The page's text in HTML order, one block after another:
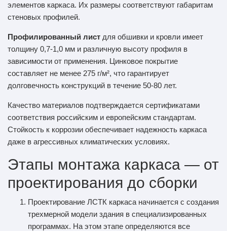
элементов каркаса. Их размеры соответствуют габаритам
стеновых профилей.
Профилированный лист для обшивки и кровли имеет
толщину 0,7-1,0 мм и различную высоту профиля в
зависимости от применения. Цинковое покрытие
составляет не менее 275 г/м², что гарантирует
долговечность конструкций в течение 50-80 лет.
Качество материалов подтверждается сертификатами
соответствия российским и европейским стандартам.
Стойкость к коррозии обеспечивает надежность каркаса
даже в агрессивных климатических условиях.
Этапы монтажа каркаса — от
проектирования до сборки
Проектирование ЛСТК каркаса начинается с создания
трехмерной модели здания в специализированных
программах. На этом этапе определяются все